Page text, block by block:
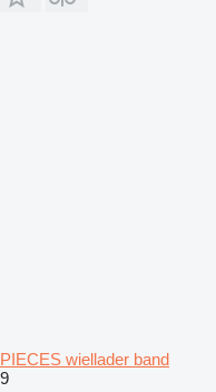
PIECES wiellader band
9